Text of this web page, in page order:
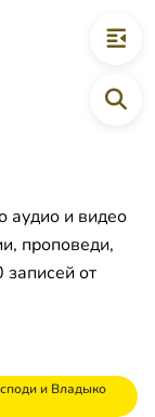
аудио и видео
проповеди,
от
и Владыко